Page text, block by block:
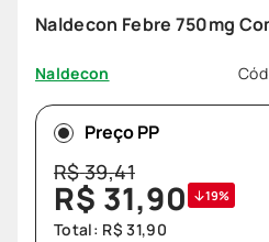
Naldecon Febre 750mg
Naldecon Cód
Preço PP
R$39,41
R$ 31,90 19%
Total: R$ 31,90